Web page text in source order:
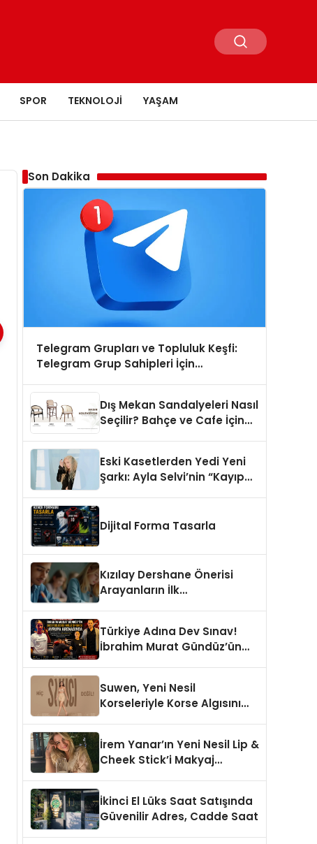
SPOR TEKNOLOJI YAŞAM
Son Dakika
Telegram Grupları ve Topluluk Keşfi:
Telegram Grup Sahipleri İçin
Dış Mekan Sandalyeleri Nasıl
Seçilir? Bahçe ve Cafe İçin
Eski Kasetlerden Yedi Yeni
Şarkı: Ayla Selvi’nin “Kayıp
Dijital Forma Tasarla
Kızılay Dershane Önerisi
Arayanların İlk
Türkiye Adına Dev Sınav!
İbrahim Murat Gündüz’ün
Suwen, Yeni Nesil
Korseleriyle Korse Algısını
İrem Yanar’ın Yeni Nesil Lip &
Cheek Stick’i Makyaj
İkinci El Lüks Saat Satışında
Güvenilir Adres, Cadde Saat